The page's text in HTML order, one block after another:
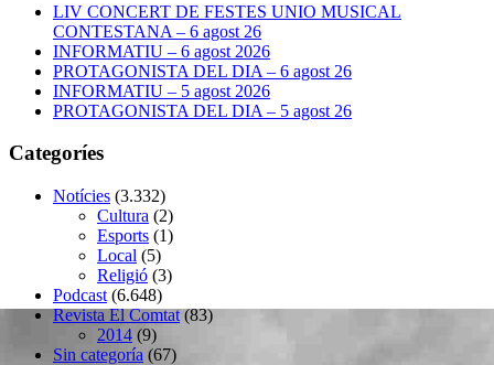
LIV CONCERT DE FESTES UNIO MUSICAL
CONTESTANA – 6 agost 26
INFORMATIU – 6 agost 2026
PROTAGONISTA DEL DIA – 6 agost 26
INFORMATIU – 5 agost 2026
PROTAGONISTA DEL DIA – 5 agost 26
Categoríes
Notícies (3.332)
Cultura (2)
Esports (1)
Local (5)
Religió (3)
Podcast (6.648)
Revista El Comtat(83)
2014 (9)
Sin categoría (67)